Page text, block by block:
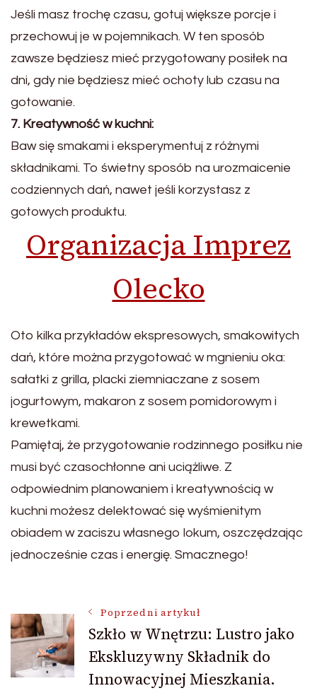
Jeśli masz trochę czasu, gotuj większe porcje i
przechowuj je w pojemnikach. W ten sposób
zawsze będziesz mieć przygotowany posiłek na
dni, gdy nie będziesz mieć ochoty lub czasu na
gotowanie.
7. Kreatywność w kuchni:
Baw się smakami i eksperymentuj z różnymi
składnikami. To świetny sposób na urozmaicenie
codziennych dań, nawet jeśli korzystasz z
gotowych produktu.
Organizacja Imprez
Olecko
Oto kilka przykładów ekspresowych, smakowitych
dań, które można przygotować w mgnieniu oka:
sałatki z grilla, placki ziemniaczane z sosem
jogurtowym, makaron z sosem pomidorowym i
krewetkami.
Pamiętaj, że przygotowanie rodzinnego posiłku nie
musi być czasochłonne ani uciążliwe. Z
odpowiednim planowaniem i kreatywnością w
kuchni możesz delektować się wyśmienitym
obiadem w zaciszu własnego lokum, oszczędzając
jednocześnie czas i energię. Smacznego!
Nawigacja
wpisu
Poprzedni artykuł
Szkło w Wnętrzu: Lustro jako
Ekskluzywny Składnik do
Innowacyjnej Mieszkania.